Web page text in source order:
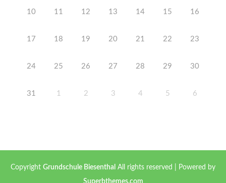
10 11 12 13 14 15 16
17 18 19 20 21 22 23
24 25 26 27 28 29 30
31 1 2 3 4 5 6
Copyright Grundschule Biesenthal All rights reserved
| Powered by
Superbthemes.com